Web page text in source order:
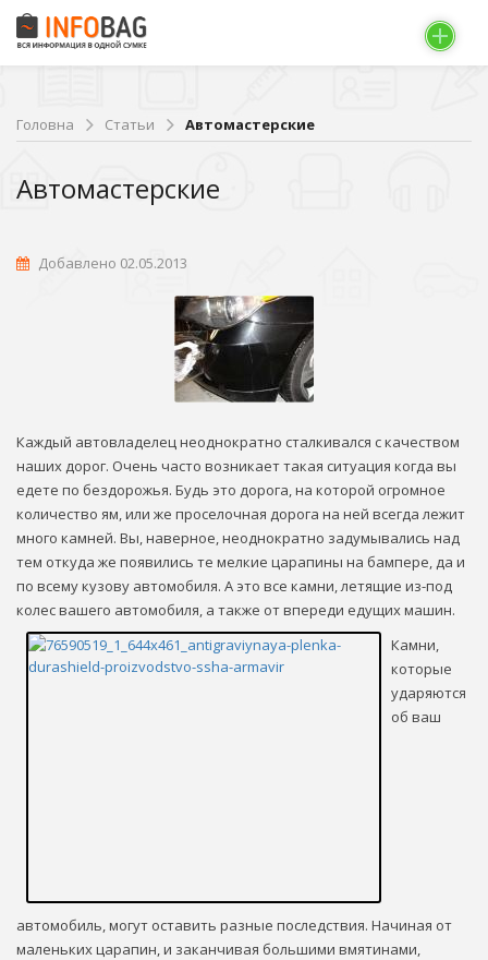
Головна Статьи Автомастерские
Автомастерские
Добавлено 02.05.2013
Каждый автовладелец неоднократно сталкивался с качеством
наших дорог. Очень часто возникает такая ситуация когда вы
едете по бездорожья. Будь это дорога, на которой огромное
количество ям, или же проселочная дорога на ней всегда лежит
много камней. Вы, наверное, неоднократно задумывались над
тем откуда же появились те мелкие царапины на бампере, да и
по всему кузову автомобиля. А это все камни, летящие из-под
колес вашего автомобиля, а также от впереди едущих машин.
Камни,
которые
ударяются
об ваш
автомобиль, могут оставить разные последствия. Начиная от
маленьких царапин, и заканчивая большими вмятинами,